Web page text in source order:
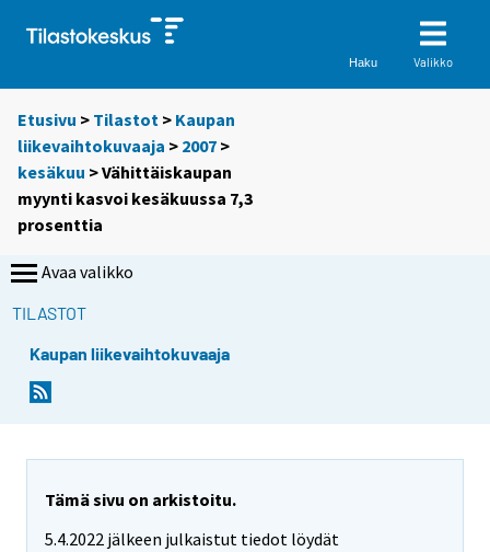
Haku Valikko
Etusivu > Tilastot > Kaupan
liikevaihtokuvaaja > 2007 >
kesäkuu > Vähittäiskaupan
myynti kasvoi kesäkuussa 7,3
prosenttia
Avaa valikko
TILASTOT
Kaupan liikevaihtokuvaaja
Tämä sivu on arkistoitu.
5.4.2022 jälkeen julkaistut tiedot löydät